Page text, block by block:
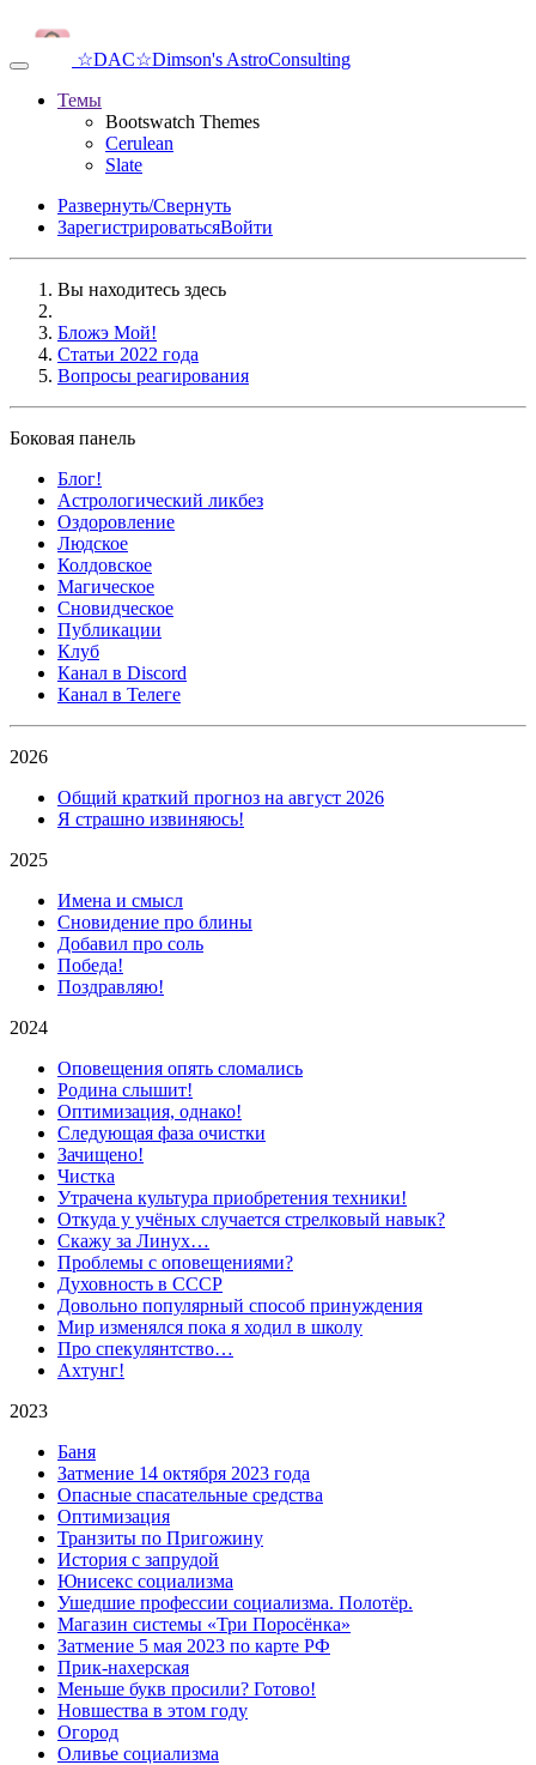
☆DAC☆Dimson's AstroConsulting
Темы
Bootswatch Themes
Cerulean
Slate
Развернуть/Свернуть
ЗарегистрироватьсяВойти
Вы находитесь здесь
Бложэ Мой!
Статьи 2022 года
Вопросы реагирования
Боковая панель
Блог!
Аcтрологический ликбез
Оздоровление
Людское
Колдовское
Магическое
Сновидческое
Публикации
Клуб
Канал в Discord
Канал в Телеге
2026
Общий краткий прогноз на август 2026
Я страшно извиняюсь!
2025
Имена и смысл
Сновидение про блины
Добавил про соль
Победа!
Поздравляю!
2024
Оповещения опять сломались
Родина слышит!
Оптимизация, однако!
Следующая фаза очистки
Зачищено!
Чистка
Утрачена культура приобретения техники!
Откуда у учёных случается стрелковый навык?
Скажу за Линух…
Проблемы с оповещениями?
Духовность в СССР
Довольно популярный способ принуждения
Мир изменялся пока я ходил в школу
Про спекулянтство…
Ахтунг!
2023
Баня
Затмение 14 октября 2023 года
Опасные спасательные средства
Оптимизация
Транзиты по Пригожину
История с запрудой
Юнисекс социализма
Ушедшие профессии социализма. Полотёр.
Магазин системы «Три Поросёнка»
Затмение 5 мая 2023 по карте РФ
Прик-нахерская
Меньше букв просили? Готово!
Новшества в этом году
Огород
Оливье социализма